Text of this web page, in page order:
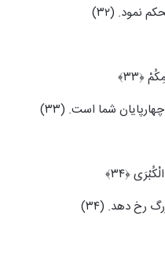
نمود. (۳۲)
﴿۳۳﴾
شما است. (۳۳)
﴿۳۴﴾
رخ دهد. (۳۴)